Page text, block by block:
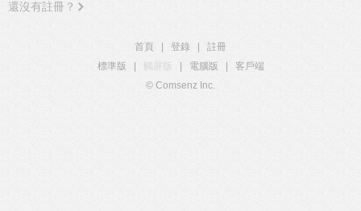
還沒有註冊？
首頁 登錄
註冊
標準版
觸屏版 電腦版
客戶端
© Comsenz Inc.